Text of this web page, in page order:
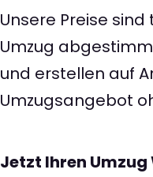
Unsere Preise
Umzug
und erstellen auf
Umzugsangebot
Jetzt Ihren